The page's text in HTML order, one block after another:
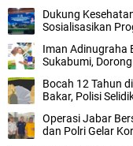
Dukung
Sosialisasikan
Iman Adinugraha
Sukabumi,
Bocah 12 Tahun
Bakar, Polisi
Operasi Jabar
dan Polri Gelar